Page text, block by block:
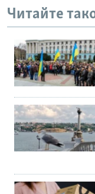
Читайте